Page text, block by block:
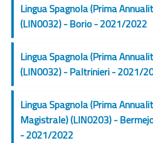
Lingua Spagnola (Prima
(LIN0032) - Borio - 2021/2022
Lingua Spagnola (Prima
(LIN0032) - Paltrinieri - 2021/
Lingua Spagnola (Prima
Magistrale) (LIN0203) -
- 2021/2022